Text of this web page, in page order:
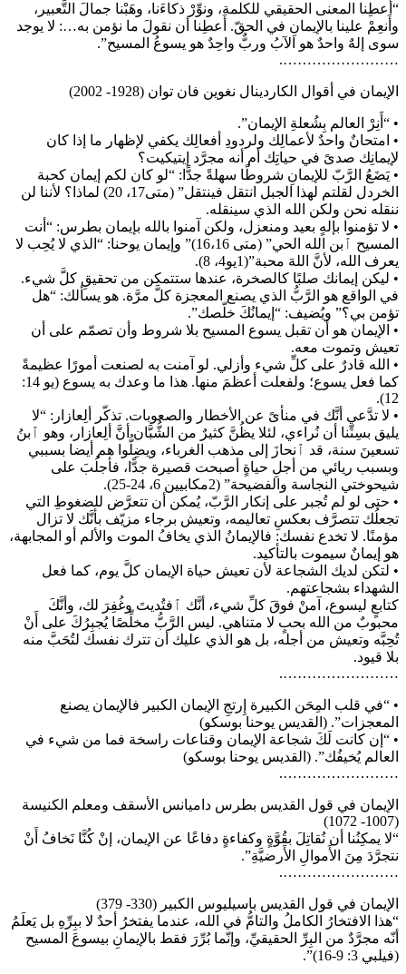
“أعطِنا المعنى الحقيقي للكلمة، ونوِّرْ ذكاءَنا، وهَبْنا جمالَ التَّعبير،
وأَنعِمْ علينا بالإيمانِ في الحقّ. أَعطِنا أن نقولَ ما نؤمن به…: لا يوجد
سوى إلهٌ واحدٌ هو الآبُ وربٌّ واحِدٌ هو يسوعُ المسيح”.
…………………….
الإيمان في أقوال الكاردينال نغوين فان توان (1928- 2002)
• “أَنِرْ العالم بِشُعلةِ الإيمان”.
• امتحانٌ واحدٌ لأعمالِك ولردودِ أفعالِك يكفي لإظهار ما إذا كان
لإيمانِك صدىً في حياتِك أم أنه مجرَّد إيتيكيت؟
• يَضَعُ الرَّبّ للإيمانِ شروطًا سهلةً جدًّا: “لو كان لكم إيمان كحبة
الخردل لقلتم لهذا الجبل انتقل فينتقل” (متى17، 20) لماذا؟ لأننا لن
ننقله نحن ولكن الله الذي سينقله.
• لا تؤمنوا بإلهٍ بعيد ومنعزل، ولكن آمنوا بالله بإيمان بطرس: “أنت
المسيح ٱبن الله الحي” (متى 16،16)” وإيمان يوحنا: “الذي لا يُحِب لا
يعرف الله، لأنَّ اللهَ محبة”(1يو4، 8).
• ليكن إيمانك صلبًا كالصخرة، عندها ستتمكن من تحقيقِ كلَّ شيء.
في الواقع هو الرَّبُّ الذي يصنع المعجزة كلَّ مرَّة. هو يسألك: “هل
تؤمن بي؟” ويُضيف: “إيمانُكَ خلّصك”.
• الإيمان هو أن تقبل يسوع المسيح بلا شروط وأن تصمّم على أن
تعيش وتموت معه.
• الله قادرٌ على كلِّ شيء وأزلي. لو آمنت به لصنعت أمورًا عظيمةً
كما فعل يسوع؛ ولفعلت أعظمَ منها. هذا ما وعدك به يسوع (يو 14:
12).
• لا تدَّعي أنَّك في منأىً عن الأخطار والصعوبات. تذكّر ألِعازار: “لا
يليق بسِنِّنا أن نُراءي، لئلا يظُنَّ كثيرٌ من الشُّبَّان أنَّ ألِعازار، وهو ٱبنُ
تسعينَ سنة، قد ٱنحازَ إلى مذهب الغرباء، ويضِلُّوا هم أيضا بسببي
وبسبب ريائي من أجلِ حياةٍ أصبحت قصيرة جدًّا، فأجلُبَ على
شيحوختي النجاسة والفضيحة” (2مكابيين 6، 24-25).
• حتى لو لم تُجبر على إنكار الرَّبّ، يُمكن أن تتعرَّض للضغوطِ التي
تجعلُك تتصرَّف بعكسِ تعاليمه، وتعيش برجاء مزيّف بأنَّك لا تزال
مؤمنًا. لا تخدع نفسك: فالإيمانُ الذي يخافُ الموت والألم أو المجابهة،
هو إيمانٌ سيموت بالتأكيد.
• لتكن لديك الشجاعة لأن تعيش حياة الإيمان كلَّ يوم، كما فعل
الشهداء بشجاعتهم.
كتابعٍ ليسوع، آمنْ فوقَ كلِّ شيء، أنَّك ٱفتُديتَ وغُفِرَ لك، وأنَّكَ
محبوبٌ من الله بحبٍ لا متناهي. ليس الرَّبُّ مخلِّصًا يُجبِرُكَ على أَنْ
تُحِبَّه وتعيش من أجله، بل هو الذي عليك أن تترك نفسك لتُحَبَّ منه
بلا قيود.
…………………….
• “في قلب المِحَن الكبيرة إِرتجِ الإيمان الكبير فالإيمان يصنع
المعجزات”. (القديس يوحنا بوسكو)
• “إن كانت لَكَ شجاعة الإيمان وقناعات راسخة فما من شيء في
العالم يُخيفُك”. (القديس يوحنا بوسكو)
…………………….
الإيمان في قول القديس بطرس داميانس الأسقف ومعلم الكنيسة
(1007- 1072)
“لا يمكِنُنا أن نُقاتِلَ بقُوَّةٍ وكفاءةٍ دفاعًا عن الإيمان، إنْ كُنَّا نَخافُ أَنْ
نتجرَّدَ مِنَ الأَموالِ الأَرضيَّةِ”.
…………………….
الإيمان في قول القديس باسيليوس الكبير (330- 379)
“هذا الافتخارُ الكاملُ والتامُّ في الله، عندما يفتخرُ أحدٌ لا ببِرِّهِ بل يَعلَمُ
أنّه مجرَّدٌ من البِرِّ الحقيقيِّ، وإنّما بُرِّرَ فقط بالإيمانِ بيسوعَ المسيح
(فيلبي 3: 9-16)”.